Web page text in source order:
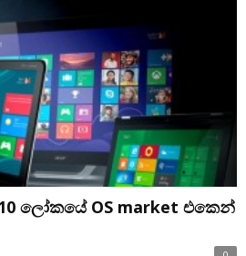
ලෝකයේ OS market එකෙන්